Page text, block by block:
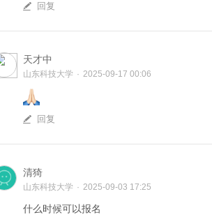
回复
天才中
山东科技大学 · 2025-09-17 00:06
回复
清猗
山东科技大学 · 2025-09-03 17:25
什么时候可以报名